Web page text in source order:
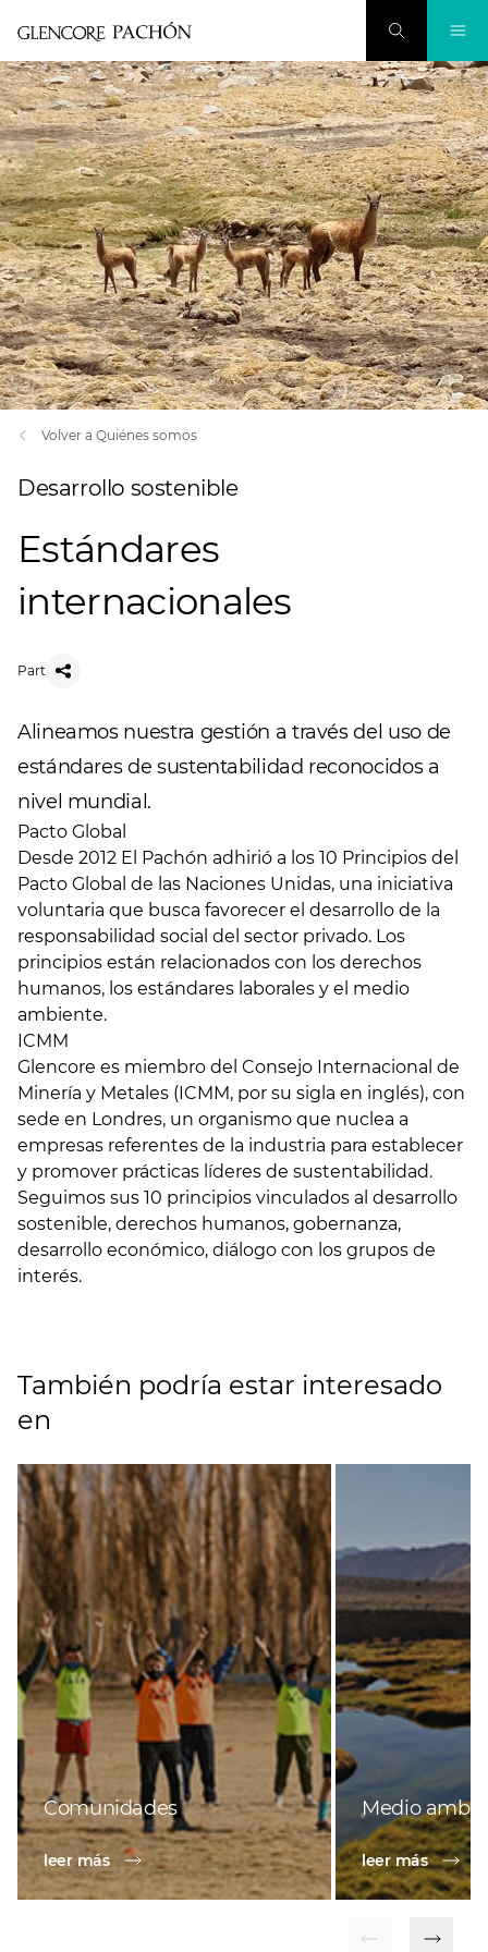
Volver a Quiénes somos
Desarrollo sostenible
Estándares
internacionales
Part
Alineamos nuestra gestión a través del uso de
estándares de sustentabilidad reconocidos a
nivel mundial.
Pacto Global
Desde 2012 El Pachón adhirió a los 10 Principios del
Pacto Global de las Naciones Unidas, una iniciativa
voluntaria que busca favorecer el desarrollo de la
responsabilidad social del sector privado. Los
principios están relacionados con los derechos
humanos, los estándares laborales y el medio
ambiente.
ICMM
Glencore es miembro del Consejo Internacional de
Minería y Metales (ICMM, por su sigla en inglés), con
sede en Londres, un organismo que nuclea a
empresas referentes de la industria para establecer
y promover prácticas líderes de sustentabilidad.
Seguimos sus 10 principios vinculados al desarrollo
sostenible, derechos humanos, gobernanza,
desarrollo económico, diálogo con los grupos de
interés.
También podría estar interesado
en
Comunidades
leer más
Medio
leer más